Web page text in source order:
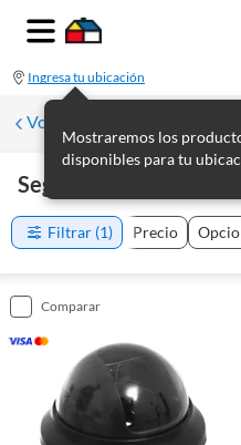
Ingresa tu ubicación
Mostraremos los
disponibles para tu
Volver a Seguridad
Seguridad Infantil
Filtrar (1) Precio
comparar